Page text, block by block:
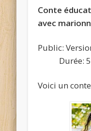
Conte
avec
Public:
Durée:
Voici un